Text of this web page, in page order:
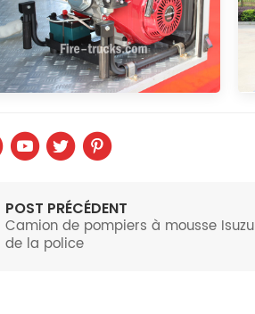
POST PRÉCÉDENT
Camion de pompiers à mousse
de la police